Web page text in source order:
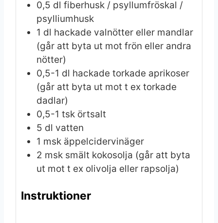
0,5 dl fiberhusk / psyllumfröskal /
psylliumhusk
1 dl hackade valnötter eller mandlar
(går att byta ut mot frön eller andra
nötter)
0,5-1 dl hackade torkade aprikoser
(går att byta ut mot t ex torkade
dadlar)
0,5-1 tsk örtsalt
5 dl vatten
1 msk äppelcidervinäger
2 msk smält kokosolja (går att byta
ut mot t ex olivolja eller rapsolja)
Instruktioner